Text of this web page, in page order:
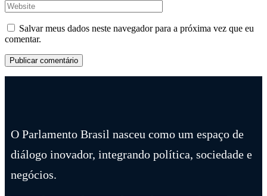
Salvar meus dados neste navegador para a próxima vez que eu
comentar.
O Parlamento Brasil nasceu como um espaço de
diálogo inovador, integrando política, sociedade e
negócios.